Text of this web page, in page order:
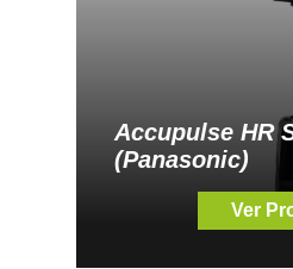
Accupulse HR
(Panasonic)
Ver